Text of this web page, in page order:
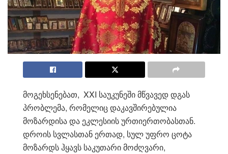
მოგეხსენებათ, XXI საუკუნეში მწვავედ დგას
პრობლემა, რომელიც დაკავშირებულია
მოზარდისა და ეკლესიის ურთიერთობასთან.
დროის სვლასთან ერთად, სულ უფრო ცოტა
მოზარდს ჰყავს საკუთარი მოძღვარი,